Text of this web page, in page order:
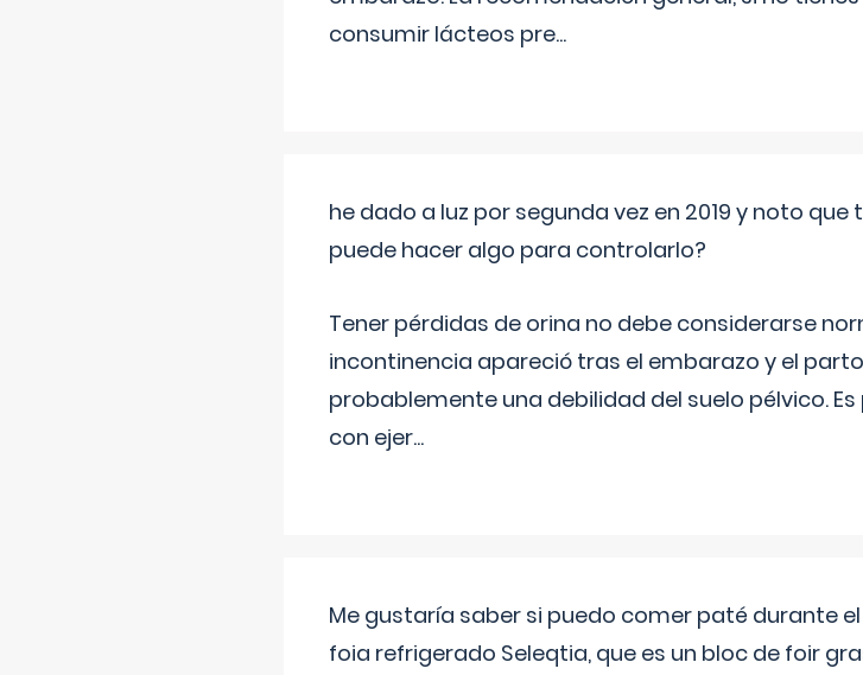
consumir lácteos pre...
he dado a luz por segunda vez en 2019 y noto
puede hacer algo para controlarlo?
Tener pérdidas de orina no debe considerarse
incontinencia apareció tras el embarazo y el
probablemente una debilidad del suelo pélvico.
con ejer...
Me gustaría saber si puedo comer paté durante
foia refrigerado Seleqtia, que es un bloc de foir